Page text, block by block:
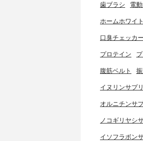
歯ブラシ 電
ホームホワイ
口臭チェッカー
プロテイン
腹筋ベルト
イヌリンサプリ
オルニチンサ
ノコギリヤシ
イソフラボン